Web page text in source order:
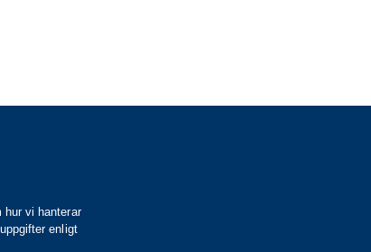
hur vi hanterar
enligt